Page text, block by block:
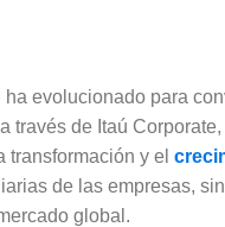
evolucionado para
través de Itaú
y el
de las empresas,
global.